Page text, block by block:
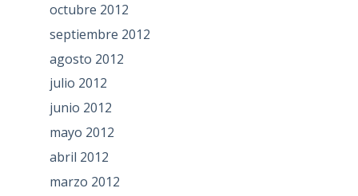
octubre 2012
septiembre 2012
agosto 2012
julio 2012
junio 2012
mayo 2012
abril 2012
marzo 2012